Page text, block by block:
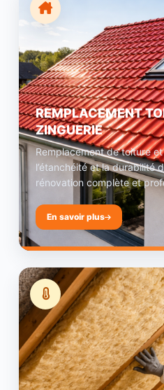
REMPLACEMENT
ZINGUERIE
Remplacement de toiture
l’étanchéité et la durabilité
rénovation complète et
En savoir plus